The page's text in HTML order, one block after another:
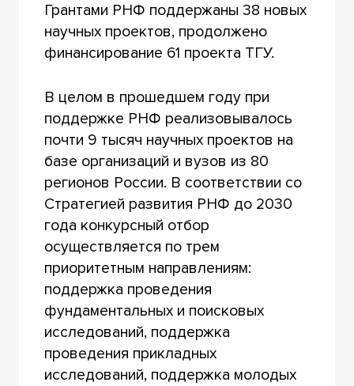
Грантами РНФ поддержаны 38 новых
научных проектов, продолжено
финансирование 61 проекта ТГУ.
В целом в прошедшем году при
поддержке РНФ реализовывалось
почти 9 тысяч научных проектов на
базе организаций и вузов из 80
регионов России. В соответствии со
Стратегией развития РНФ до 2030
года конкурсный отбор
осуществляется по трем
приоритетным направлениям:
поддержка проведения
фундаментальных и поисковых
исследований, поддержка
проведения прикладных
исследований, поддержка молодых